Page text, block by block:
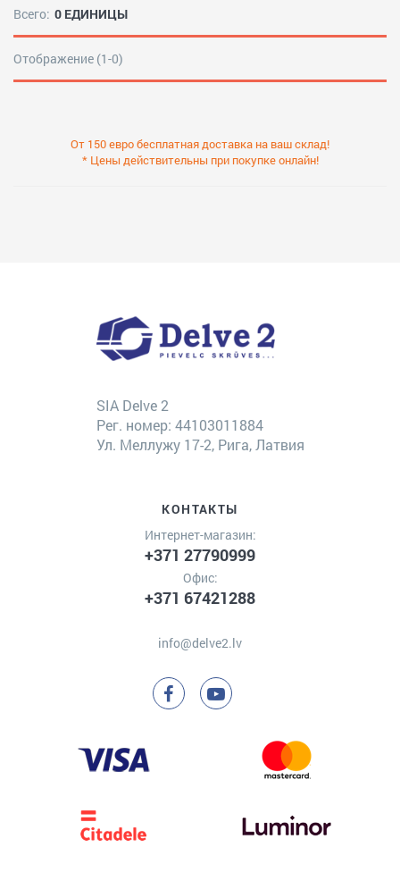
Всего: 0 ЕДИНИЦЫ
Отображение (1-0)
От 150 евро бесплатная доставка на ваш склад!
* Цены действительны при покупке онлайн!
SIA Delve 2
Рег. номер: 44103011884
Ул. Меллужу 17-2, Рига, Латвия
КОНТАКТЫ
Интернет-магазин:
+371 27790999
Офис:
+371 67421288
info@delve2.lv